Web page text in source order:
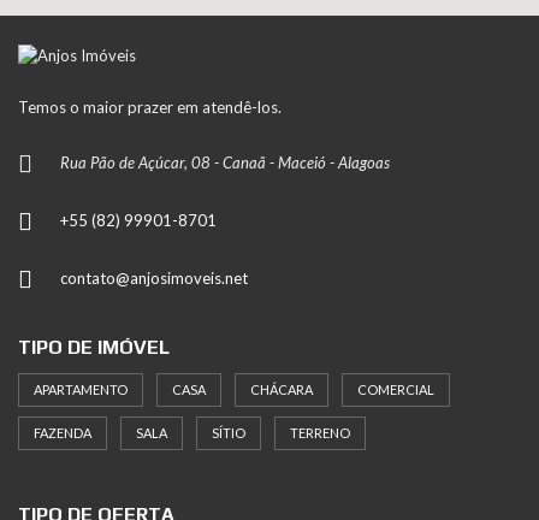
Temos o maior prazer em atendê-los.
Rua Pão de Açúcar, 08 - Canaã - Maceió - Alagoas
+55 (82) 99901-8701
contato@anjosimoveis.net
TIPO DE IMÓVEL
APARTAMENTO CASA CHÁCARA COMERCIAL
FAZENDA SALA SÍTIO TERRENO
TIPO DE OFERTA